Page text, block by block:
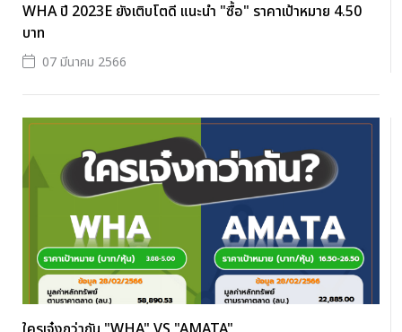
WHA ปี 2023E ยังเติบโตดี แนะนำ "ซื้อ" ราคาเป้าหมาย 4.50
บาท
07 มีนาคม 2566